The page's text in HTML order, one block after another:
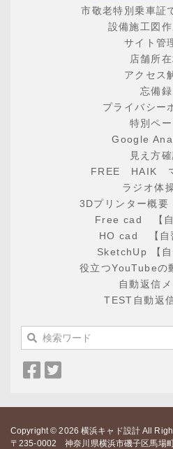
市敬老特別乗車証
設備施工図
サイト管
店舗所
アクセス
忘備録
プライバシー
特別ペー
Google
見え方
FREE HAIK
ラジオ体
3Dプリンター概要
Free cad 【自
HO cad 【自
SketchUp 【自
役立つYouTubeの
自動返信
TEST自動返
Facebook
ア
ア
Copyright © 2026横浜キャド設計All
〒235-0002 神奈川県横浜市磯子区馬場